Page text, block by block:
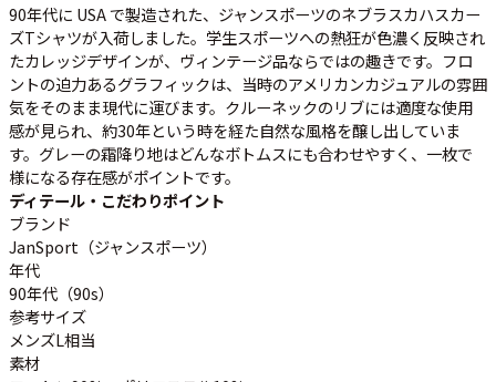
週刊ラッシュアウト新聞
古着コラム
メディア・イベント情報
Youtube 古着屋Rush Out チャンネル
スタッフコーディネート
90年代に USA で製造された、ジャンスポーツのネブラスカハスカー
ズTシャツが入荷しました。学生スポーツへの熱狂が色濃く反映され
たカレッジデザインが、ヴィンテージ品ならではの趣きです。フロ
ントの迫力あるグラフィックは、当時のアメリカンカジュアルの雰囲
気をそのまま現代に運びます。クルーネックのリブには適度な使用
感が見られ、約30年という時を経た自然な風格を醸し出していま
す。グレーの霜降り地はどんなボトムスにも合わせやすく、一枚で
様になる存在感がポイントです。
ディテール・こだわりポイント
ブランド
JanSport（ジャンスポーツ）
年代
90年代（90s）
参考サイズ
メンズL相当
素材